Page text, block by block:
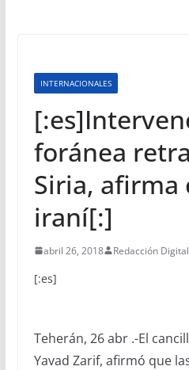
INTERNACIONALES
foránea
Siria, afirma
iraní[:]
abril 26, 2018 Redacción Digital
[:es]
Teherán, 26 abr .-El
Yavad Zarif, afirmó que